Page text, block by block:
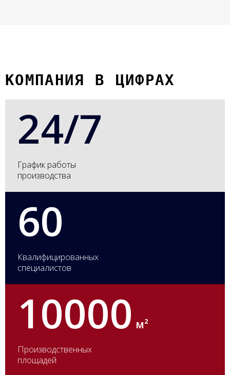
КОМПАНИЯ В ЦИФРАХ
24/7
График работы
производства
60
Квалифицированных
специалистов
10000 м²
Производственных
площадей